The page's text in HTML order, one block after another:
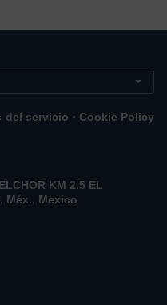
del servicio . Cookie Policy
KM 2.5 EL
Méx., Mexico